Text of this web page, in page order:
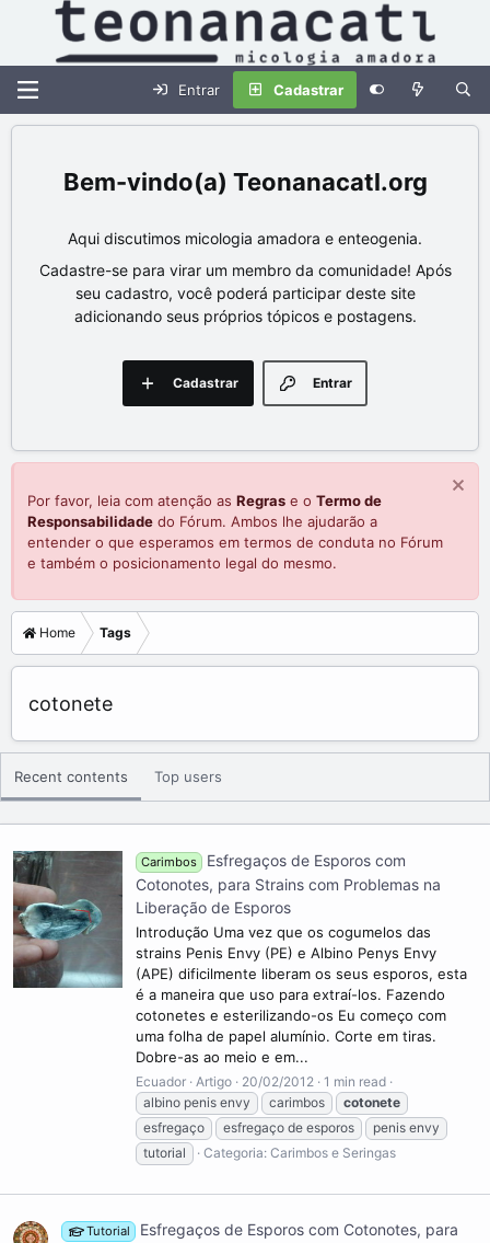
Entrar Cadastrar
Teonanacatl.org
Aqui discutimos micologia amadora e enteogenia.
Cadastre-se para virar um membro da comunidade! Após
seu cadastro, você poderá participar deste site
adicionando seus próprios tópicos e postagens.
Entrar
Cadastrar
Por favor, leia com atenção as Regras e o Termo de
Responsabilidade do Fórum. Ambos lhe ajudarão a
entender o que esperamos em termos de conduta no Fórum
e também o posicionamento legal do mesmo.
Home Tags
cotonete
Recent contents Top users
Carimbos
Esfregaços de Esporos com
Cotonotes, para Strains com Problemas na
Liberação de Esporos
Introdução Uma vez que os cogumelos das
strains Penis Envy (PE) e Albino Penys Envy
(APE) dificilmente liberam os seus esporos, esta
é a maneira que uso para extraí-los. Fazendo
cotonetes e esterilizando-os Eu começo com
uma folha de papel alumínio. Corte em tiras.
Dobre-as ao meio e em...
Ecuador Artigo 20/02/2012
1 min read
albino penis envy
carimbos
cotonete
esfregaço
esfregaço de esporos
penis envy
tutorial
Categoria: Carimbos e Seringas
Tutorial
Esfregaços de Esporos com Cotonotes, para